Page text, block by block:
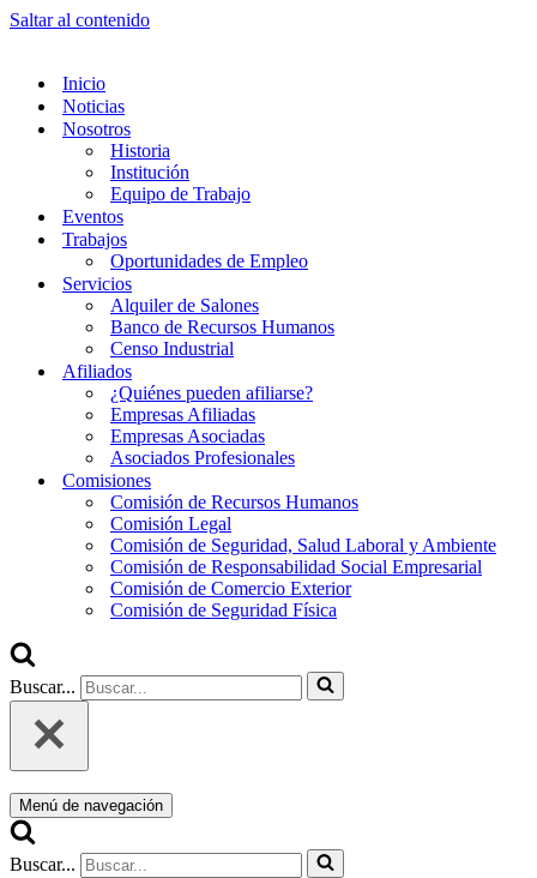
Saltar al contenido
Inicio
Noticias
Nosotros
Historia
Institución
Equipo de Trabajo
Eventos
Trabajos
Oportunidades de Empleo
Servicios
Alquiler de Salones
Banco de Recursos Humanos
Censo Industrial
Afiliados
¿Quiénes pueden afiliarse?
Empresas Afiliadas
Empresas Asociadas
Asociados Profesionales
Comisiones
Comisión de Recursos Humanos
Comisión Legal
Comisión de Seguridad, Salud Laboral y Ambiente
Comisión de Responsabilidad Social Empresarial
Comisión de Comercio Exterior
Comisión de Seguridad Física
Buscar...
Menú de navegación
Buscar...